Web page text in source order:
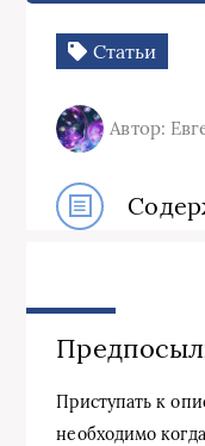
Статьи
Автор:
Приступать к
необходимо